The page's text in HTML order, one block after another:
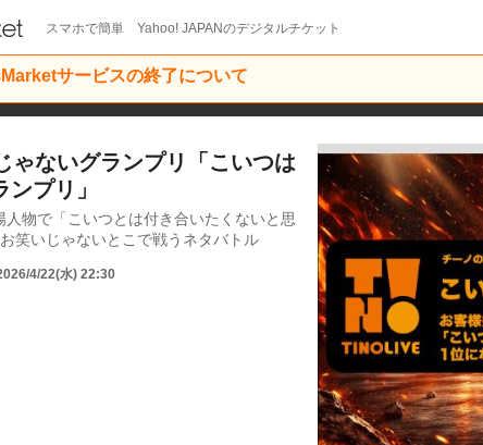
スマホで簡単 Yahoo! JAPANのデジタルチケット
サービスの終了について
ゃないグランプリ「こいつは
プリ」
人物で「こいつとは付き合いたくないと思
笑いじゃないとこで戦うネタバトル
4/22(水) 22:30